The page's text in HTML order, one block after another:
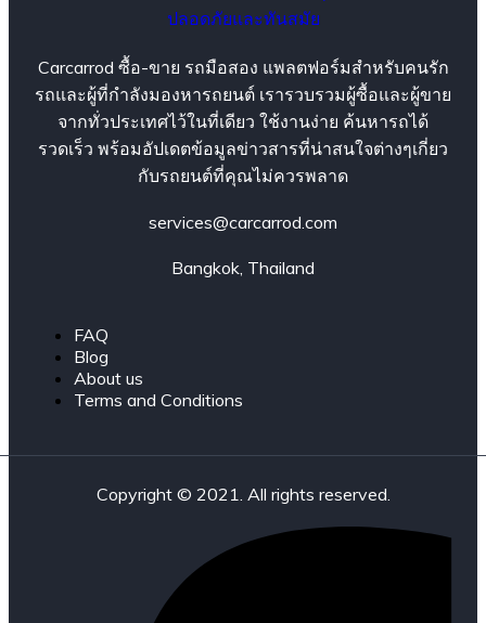
Carcarrod ซื้อ-ขาย รถมือสอง แพลตฟอร์มสำหรับคนรัก
รถและผู้ที่กำลังมองหารถยนต์ เรารวบรวมผู้ซื้อและผู้ขาย
จากทั่วประเทศไว้ในที่เดียว ใช้งานง่าย ค้นหารถได้
รวดเร็ว พร้อมอัปเดตข้อมูลข่าวสารที่น่าสนใจต่างๆเกี่ยว
กับรถยนต์ที่คุณไม่ควรพลาด
services@carcarrod.com
Bangkok, Thailand
FAQ
Blog
About us
Terms and Conditions
Copyright © 2021. All rights reserved.